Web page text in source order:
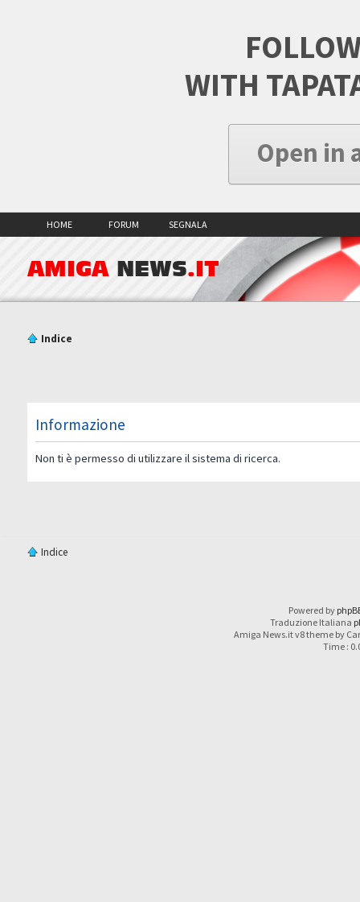
WITH
Open in
HOME FORUM SEGNALA
AMIGA NEWS.IT
Indice
Informazione
Non ti è permesso di utilizzare il sistema di ricerca.
Indice
Powered by
Traduzione Italiana
Amiga News.it v8 theme by
Time :